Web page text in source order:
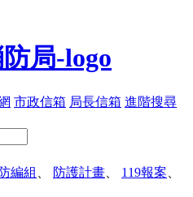
市政信箱 局長信箱 進階搜尋
編組 防護計畫 119報案